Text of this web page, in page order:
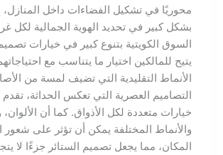
محوريًا في تشكيل الفضاءات داخل المنازل، إذ
بشكل كبير في تحديد الهوية الجمالية لكل غرفة.
السوق الكويتية بتنوع كبير في خيارات تصميم
يتيح للمالكين اختيار ما يتناسب مع احتياجاتهم
الأنماط التقليدية التي تضيف لمسة من الأصالة،
التصاميم العصرية التي تعكس الحداثة، تقدم
خيارات متعددة لكل الأذواق. كما أن الألوان،
والأنماط المختلفة يمكن أن تؤثر على شعور
المكان، مما يجعل تصميم الستائر جزءًا لا